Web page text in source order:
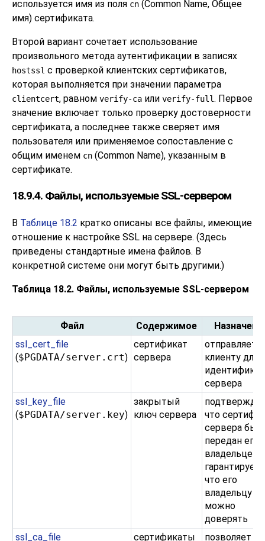
используется имя из поля cn (Common Name, Общее
имя) сертификата.
Второй вариант сочетает использование
произвольного метода аутентификации в записях
hostssl с проверкой клиентских сертификатов,
которая выполняется при значении параметра
clientcert, равном verify-ca или verify-full . Первое
значение включает только проверку достоверности
сертификата, а последнее также сверяет имя
пользователя или применяемое сопоставление с
общим именем cn (Common Name), указанным в
сертификате.
18.9.4. Файлы, используемые SSL-сервером
В Таблице 18.2 кратко описаны все файлы, имеющие
отношение к настройке SSL на сервере. (Здесь
приведены стандартные имена файлов. В
конкретной системе они могут быть другими.)
Таблица 18.2. Файлы, используемые SSL-сервером
Файл Содержимое
ssl_cert_file
($PGDATA/server.crt)
сертификат
сервера
клиенту для
сервера
ssl_key_file
($PGDATA/server.key)
закрытый
ключ сервера
что
сервера был
передан его
владельцем;
гарантирует,
что его
владельцу
можно
доверять
ssl_ca_file
сертификаты позволяет